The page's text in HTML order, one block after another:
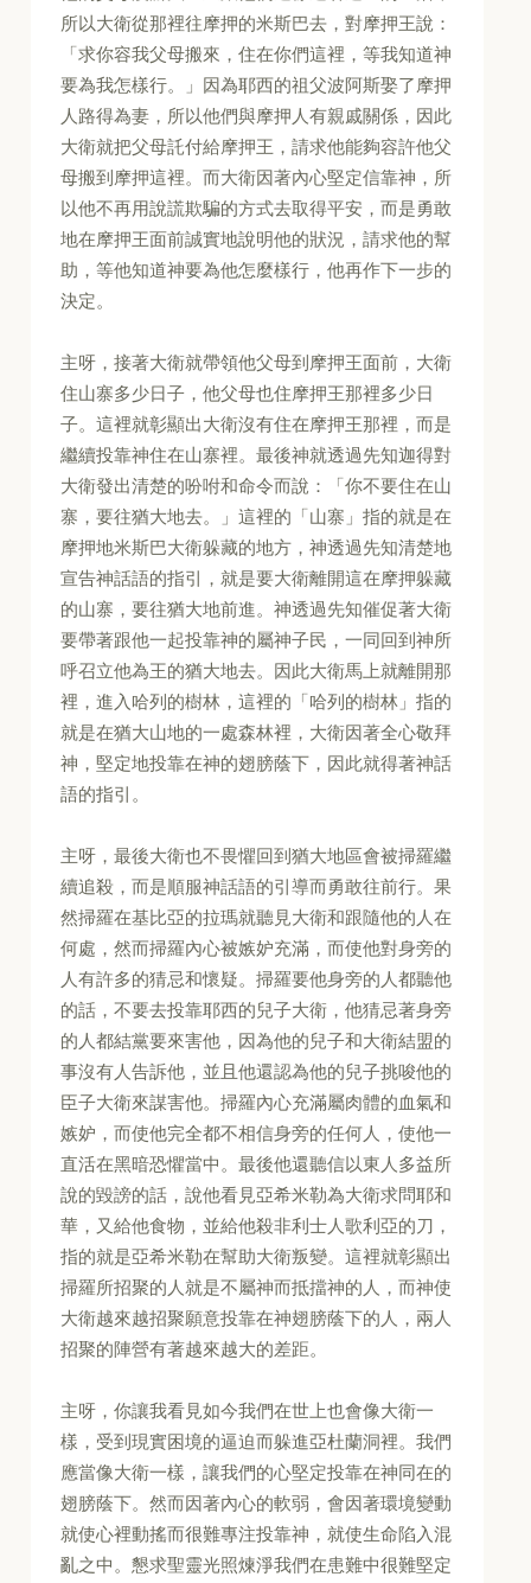
所以大衛從那裡往摩押的米斯巴去，對摩押王說：
「求你容我父母搬來，住在你們這裡，等我知道神
要為我怎樣行。」因為耶西的祖父波阿斯娶了摩押
人路得為妻，所以他們與摩押人有親戚關係，因此
大衛就把父母託付給摩押王，請求他能夠容許他父
母搬到摩押這裡。而大衛因著內心堅定信靠神，所
以他不再用說謊欺騙的方式去取得平安，而是勇敢
地在摩押王面前誠實地說明他的狀況，請求他的幫
助，等他知道神要為他怎麼樣行，他再作下一步的
決定。
主呀，接著大衛就帶領他父母到摩押王面前，大衛
住山寨多少日子，他父母也住摩押王那裡多少日
子。這裡就彰顯出大衛沒有住在摩押王那裡，而是
繼續投靠神住在山寨裡。最後神就透過先知迦得對
大衛發出清楚的吩咐和命令而說：「你不要住在山
寨，要往猶大地去。」這裡的「山寨」指的就是在
摩押地米斯巴大衛躲藏的地方，神透過先知清楚地
宣告神話語的指引，就是要大衛離開這在摩押躲藏
的山寨，要往猶大地前進。神透過先知催促著大衛
要帶著跟他一起投靠神的屬神子民，一同回到神所
呼召立他為王的猶大地去。因此大衛馬上就離開那
裡，進入哈列的樹林，這裡的「哈列的樹林」指的
就是在猶大山地的一處森林裡，大衛因著全心敬拜
神，堅定地投靠在神的翅膀蔭下，因此就得著神話
語的指引。
主呀，最後大衛也不畏懼回到猶大地區會被掃羅繼
續追殺，而是順服神話語的引導而勇敢往前行。果
然掃羅在基比亞的拉瑪就聽見大衛和跟隨他的人在
何處，然而掃羅內心被嫉妒充滿，而使他對身旁的
人有許多的猜忌和懷疑。掃羅要他身旁的人都聽他
的話，不要去投靠耶西的兒子大衛，他猜忌著身旁
的人都結黨要來害他，因為他的兒子和大衛結盟的
事沒有人告訴他，並且他還認為他的兒子挑唆他的
臣子大衛來謀害他。掃羅內心充滿屬肉體的血氣和
嫉妒，而使他完全都不相信身旁的任何人，使他一
直活在黑暗恐懼當中。最後他還聽信以東人多益所
說的毀謗的話，說他看見亞希米勒為大衛求問耶和
華，又給他食物，並給他殺非利士人歌利亞的刀，
指的就是亞希米勒在幫助大衛叛變。這裡就彰顯出
掃羅所招聚的人就是不屬神而抵擋神的人，而神使
大衛越來越招聚願意投靠在神翅膀蔭下的人，兩人
招聚的陣營有著越來越大的差距。
主呀，你讓我看見如今我們在世上也會像大衛一
樣，受到現實困境的逼迫而躲進亞杜蘭洞裡。我們
應當像大衛一樣，讓我們的心堅定投靠在神同在的
翅膀蔭下。然而因著內心的軟弱，會因著環境變動
就使心裡動搖而很難專注投靠神，就使生命陷入混
亂之中。懇求聖靈光照煉淨我們在患難中很難堅定